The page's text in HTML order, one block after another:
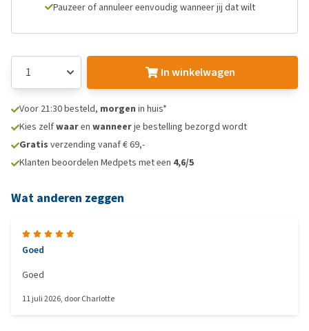
Pauzeer of annuleer eenvoudig wanneer jij dat wilt
In winkelwagen
Voor 21:30 besteld, morgen in huis*
Kies zelfwaaren wanneerje bestelling bezorgd wordt
Gratis verzending vanaf € 69,-
Klanten beoordelen Medpets met een 4,6/5
Wat anderen zeggen
Goed
Goed
11 juli 2026, doorCharlotte